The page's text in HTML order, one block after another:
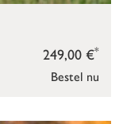
Bestel nu
249,00 €*